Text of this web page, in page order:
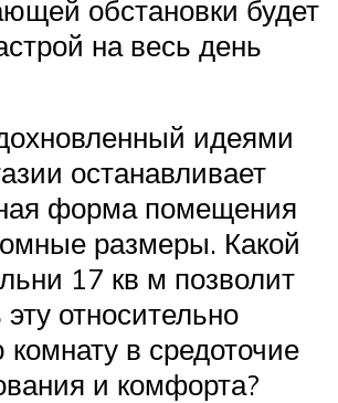
обстановки будет
на весь день
идеями
останавливает
форма помещения
размеры. Какой
17 кв м позволит
относительно
в средоточие
и комфорта?